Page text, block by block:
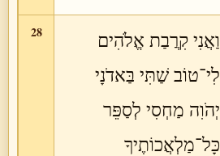
28
וַאֲנִי קִרֲבַת אֱלֹהִים
לִי־טוֹב שַׁתִּי בַּאדֹנָי
יְהֹוִה מַחְסִי לְסַפֵּר
כָּל־מַלְאֲכוֹתֶיךָ